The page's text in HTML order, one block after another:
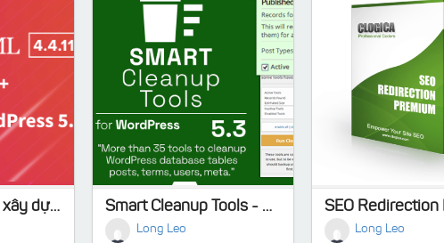
[Full Key] WPML xây dựng webiste đa ngôn ngữ Smart Cleanup Tools - Plugin for WordPress
Long Leo Long Leo